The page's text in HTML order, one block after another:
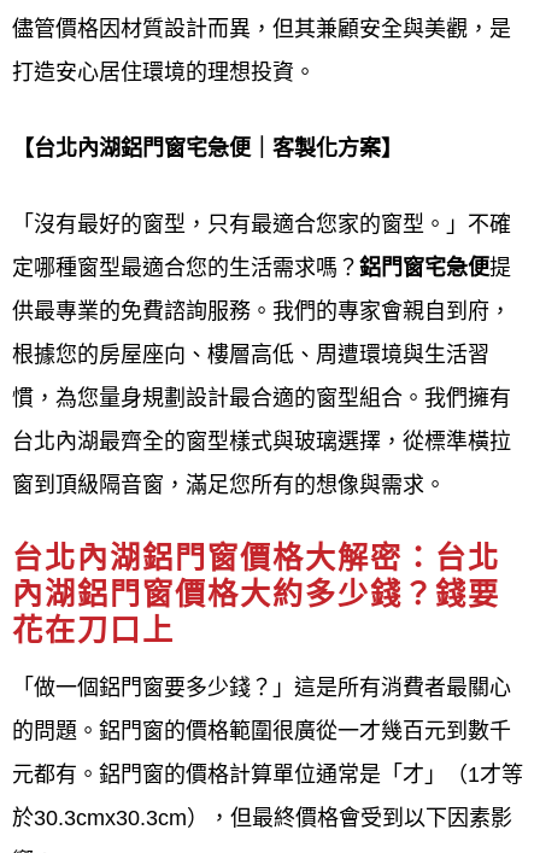
來電詢問
現場丈量估價
簽訂合約
到府安裝
售後保固
台北內湖鋁門窗安裝流程
鋁門窗工程宅急便提供台北內湖鋁門窗安裝流程通常
包含舊窗拆除、新門窗框固定、門窗框與牆體間的密
封填縫、以及隱蔽工程驗收後進行最終的確認。 安裝
方法可分為乾式或濕式，應根據住家實際情況和預算
來選擇最適合的工法，並確保門窗框有足夠的固定
聯絡方式與資訊
儘管價格因材質設計而異，但其兼顧安全與美觀，是
打造安心居住環境的理想投資。
【台北內湖鋁門窗宅急便｜客製化方案】
「沒有最好的窗型，只有最適合您家的窗型。」不確
定哪種窗型最適合您的生活需求嗎？ 鋁門窗宅急便提
供最專業的免費諮詢服務。我們的專家會親自到府，
根據您的房屋座向、樓層高低、周遭環境與生活習
慣，為您量身規劃設計最合適的窗型組合。我們擁有
台北內湖最齊全的窗型樣式與玻璃選擇，從標準橫拉
窗到頂級隔音窗，滿足您所有的想像與需求。
台北內湖鋁門窗價格大解密：台北
內湖鋁門窗價格大約多少錢？錢要
花在刀口上
「做一個鋁門窗要多少錢？」這是所有消費者最關心
的問題。鋁門窗的價格範圍很廣從一才幾百元到數千
元都有。鋁門窗的價格計算單位通常是「才」（1才等
於30.3cmx30.3cm），但最終價格會受到以下因素影